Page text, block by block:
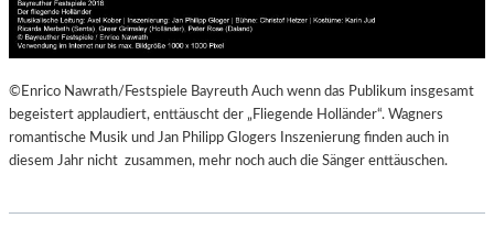
©Enrico Nawrath/Festspiele Bayreuth Auch wenn das Publikum insgesamt
begeistert applaudiert, enttäuscht der „Fliegende Holländer“. Wagners
romantische Musik und Jan Philipp Glogers Inszenierung finden auch in
diesem Jahr nicht zusammen, mehr noch auch die Sänger enttäuschen.